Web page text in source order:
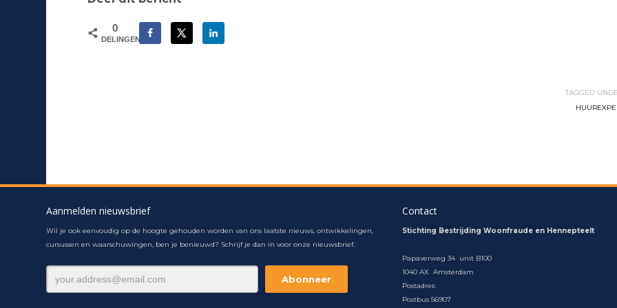
0
DELINGEN
TAGGED
Aanmelden nieuwsbrief
Wil je ook eenvoudig op de hoogte gehouden worden van ons laatste nieuws, ontwikkelingen,
cursussen en waarschuwingen, ben je benieuwd? Schrijf je dan in voor onze nieuwsbrief.
Contact
Stichting Bestrijding Woonfraude en Hennepteelt
Papaverweg 34 unit B100
1040 AX Amsterdam
Postadres:
Postbus 56907